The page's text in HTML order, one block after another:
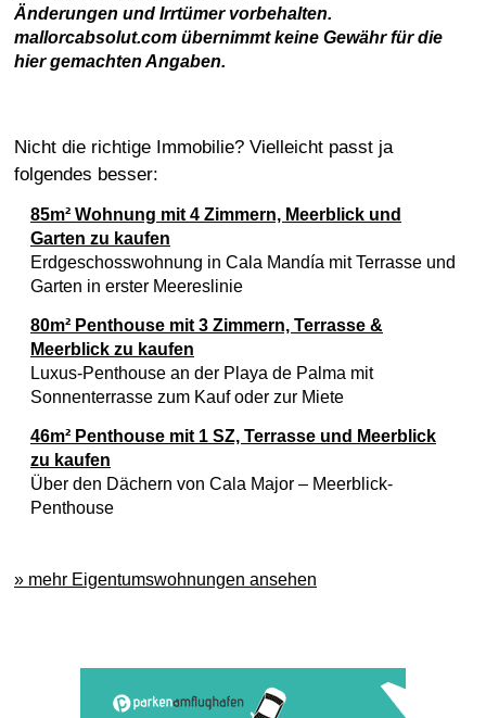
Änderungen und Irrtümer vorbehalten.
mallorcabsolut.com übernimmt keine Gewähr für die
hier gemachten Angaben.
Nicht die richtige Immobilie? Vielleicht passt ja
folgendes besser:
85m² Wohnung mit 4 Zimmern, Meerblick und
Garten zu kaufen
Erdgeschosswohnung in Cala Mandía mit Terrasse und
Garten in erster Meereslinie
80m² Penthouse mit 3 Zimmern, Terrasse &
Meerblick zu kaufen
Luxus-Penthouse an der Playa de Palma mit
Sonnenterrasse zum Kauf oder zur Miete
46m² Penthouse mit 1 SZ, Terrasse und Meerblick
zu kaufen
Über den Dächern von Cala Major – Meerblick-
Penthouse
» mehr Eigentumswohnungen ansehen